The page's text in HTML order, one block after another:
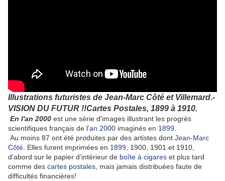
Illustrations futuristes de Jean-Marc Côté et Villemard.-
VISION DU FUTUR !!Cartes Postales, 1899 à 1910.
En l'an 2000 est une série d'images illustrant les progrès
scientifiques français de l'an 2000 imaginés en 1899
Au moins 87 ont été produites par des artistes dont Jean-Marc
Côté . Elles furent imprimées en 1899 , 1900, 1901 et 1910,
d'abord sur le papier d'intérieur de boîte à cigares et plus tard
comme des cartes postales , mais jamais distribuées faute de
difficultés financières!